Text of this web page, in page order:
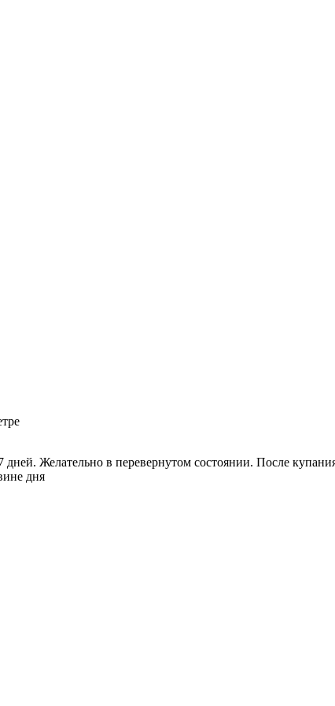
Желательно в перевернутом состоянии. После
дня